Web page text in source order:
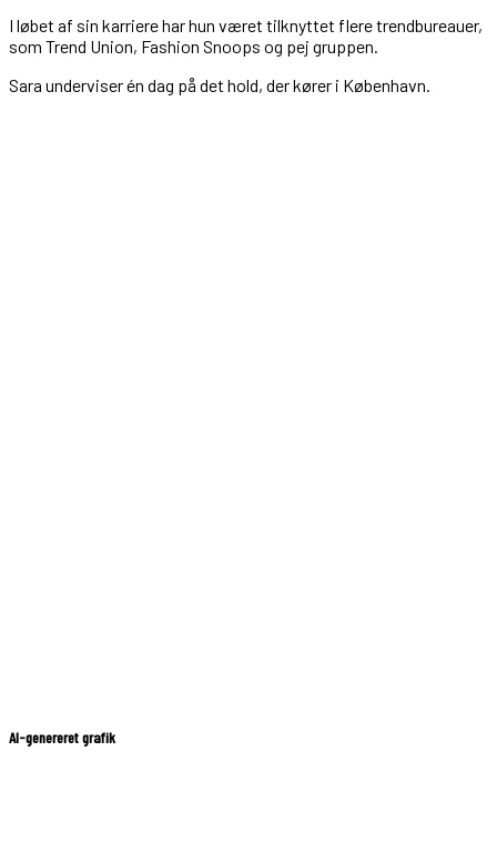
I løbet af sin karriere har hun været tilknyttet flere trendbureauer,
som Trend Union, Fashion Snoops og pej gruppen.
Sara underviser én dag på det hold, der kører i København.
AI-genereret grafik